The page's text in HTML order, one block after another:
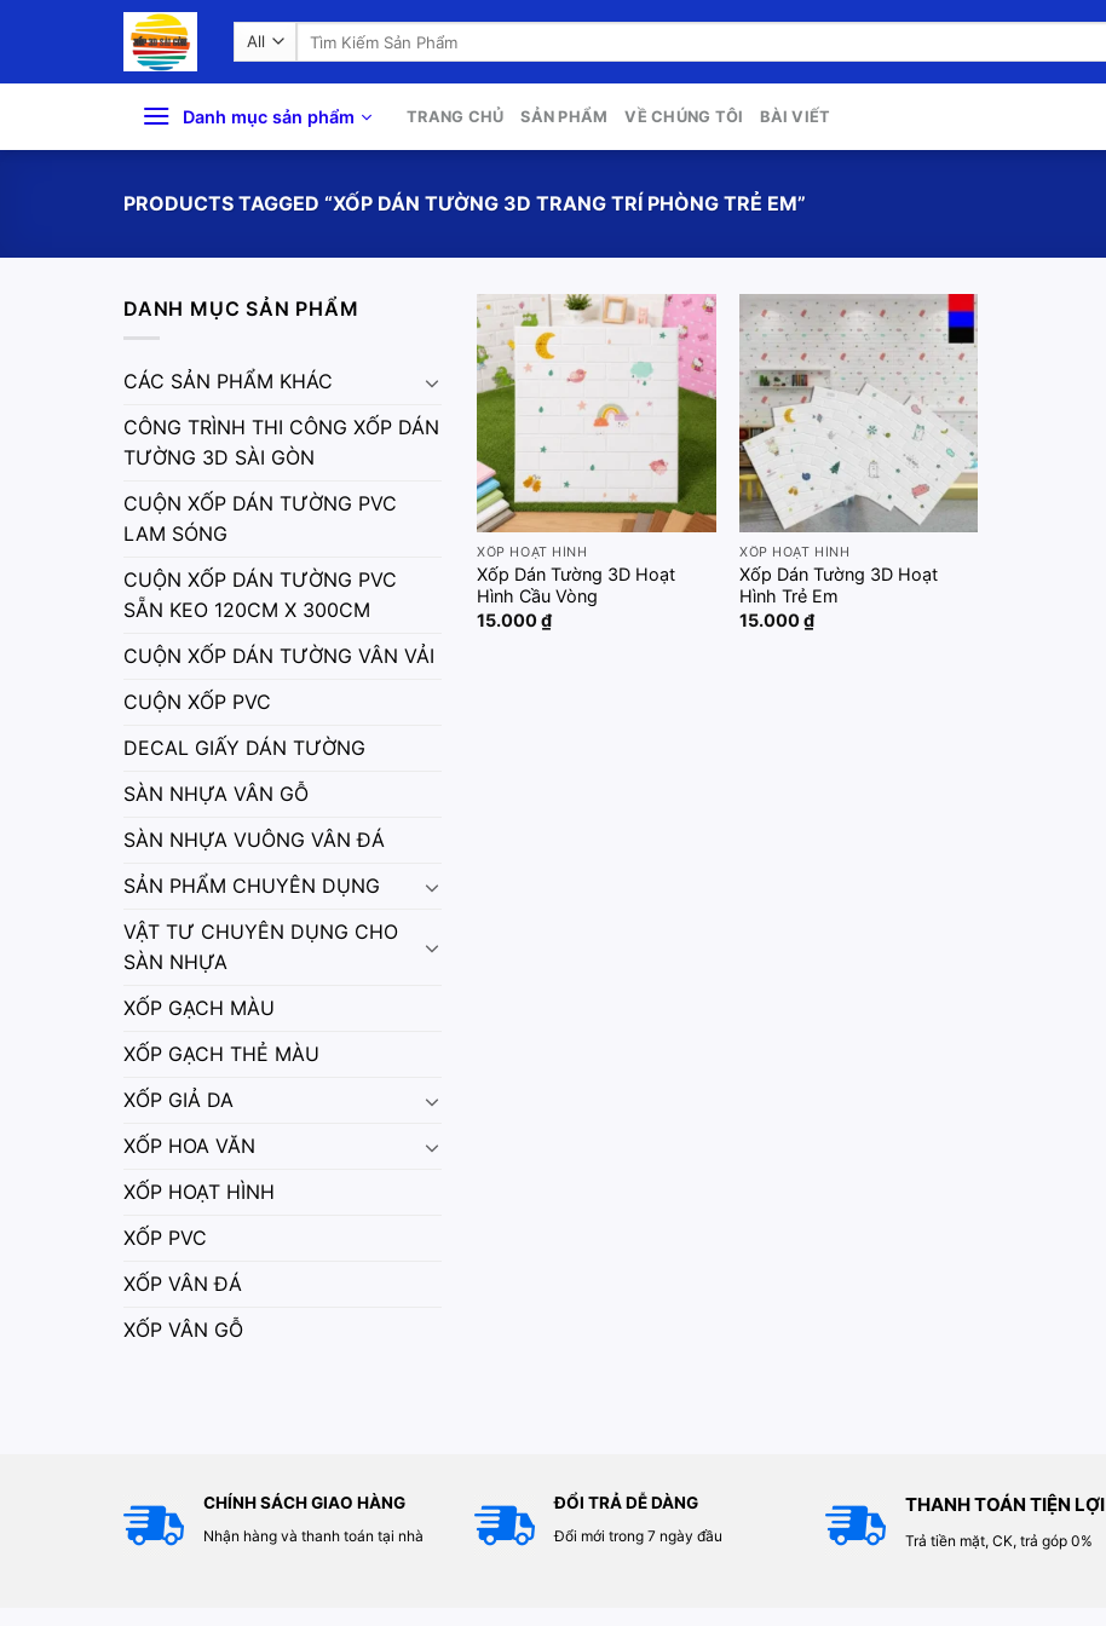
Search
Danh mục sản phẩm TRANG CHỦ SẢN PHẨM VỀ CHÚNG TÔI BÀI VIẾT
PRODUCTS TAGGED “XỐP DÁN TƯỜNG 3D TRANG TRÍ PHÒNG TRẺ EM”
DANH MỤC SẢN PHẨM
CÁC SẢN PHẨM KHÁC
CÔNG TRÌNH THI CÔNG XỐP DÁN
TƯỜNG 3D SÀI GÒN
CUỘN XỐP DÁN TƯỜNG PVC
LAM SÓNG
CUỘN XỐP DÁN TƯỜNG PVC
SẴN KEO 120CM X 300CM
CUỘN XỐP DÁN TƯỜNG VÂN VẢI
CUỘN XỐP PVC
DECAL GIẤY DÁN TƯỜNG
SÀN NHỰA VÂN GỖ
SÀN NHỰA VUÔNG VÂN ĐÁ
SẢN PHẨM CHUYÊN DỤNG
VẬT TƯ CHUYÊN DỤNG CHO
SÀN NHỰA
XỐP GẠCH MÀU
XỐP GẠCH THẺ MÀU
XỐP GIẢ DA
XỐP HOA VĂN
XỐP HOẠT HÌNH
XỐP PVC
XỐP VÂN ĐÁ
XỐP VÂN GỖ
Add to
wishlist
XỐP HOẠT HÌNH
Xốp Dán Tường 3D Hoạt
Hình Cầu Vòng
15.000₫
Add to
wishlist
XỐP HOẠT HÌNH
Xốp Dán Tường 3D Hoạt
Hình Trẻ Em
15.000₫
CHÍNH SÁCH GIAO HÀNG
Nhận hàng và thanh toán tại nhà
ĐỔI TRẢ DỄ DÀNG
Đổi mới trong 7 ngày đầu
THANH TOÁN TIỆN LỢI
Trả tiền mặt, CK, trả góp 0%